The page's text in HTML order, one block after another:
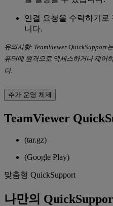
연결 요청을 수락하기로
니다.
유의사항: TeamViewer
퓨터에 원격으로 액세스하거나 제어
다.
추가 운영 체제
TeamViewer
(tar.gz)
(Google Play)
맞춤형 QuickSupport
나만의